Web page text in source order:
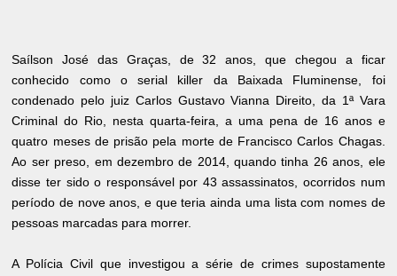
Saílson José das Graças, de 32 anos, que chegou a ficar
conhecido como o serial killer da Baixada Fluminense, foi
condenado pelo juiz Carlos Gustavo Vianna Direito, da 1ª Vara
Criminal do Rio, nesta quarta-feira, a uma pena de 16 anos e
quatro meses de prisão pela morte de Francisco Carlos Chagas.
Ao ser preso, em dezembro de 2014, quando tinha 26 anos, ele
disse ter sido o responsável por 43 assassinatos, ocorridos num
período de nove anos, e que teria ainda uma lista com nomes de
pessoas marcadas para morrer.
A Polícia Civil que investigou a série de crimes supostamente